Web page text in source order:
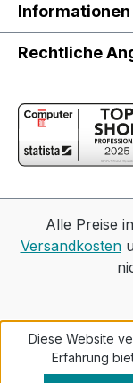
Informationen
Rechtliche
Alle Preise
Versandkosten
Diese Website
Erfahrung